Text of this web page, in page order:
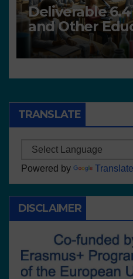
Deliverable 6.4
and Other
resources
TRANSLATE
Powered by Translate
DISCLAIMER